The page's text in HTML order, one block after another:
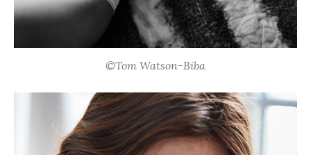
©Tom Watson-Biba